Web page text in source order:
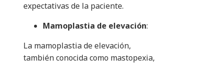
expectativas de la paciente.
Mamoplastia de elevación:
La mamoplastia de elevación,
también conocida como mastopexia,